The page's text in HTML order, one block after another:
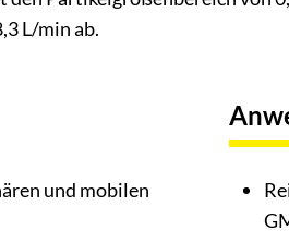
L/min ab.
und mobilen